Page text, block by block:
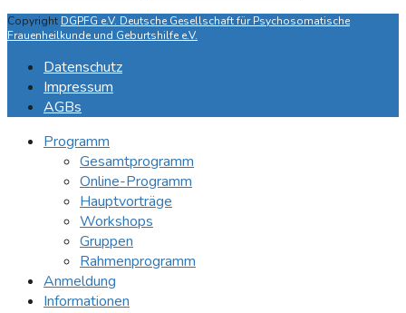
Copyright DGPFG e.V. Deutsche Gesellschaft für Psychosomatische
Frauenheilkunde und Geburtshilfe e.V.
Datenschutz
Impressum
AGBs
Programm
Gesamtprogramm
Online-Programm
Hauptvorträge
Workshops
Gruppen
Rahmenprogramm
Anmeldung
Informationen